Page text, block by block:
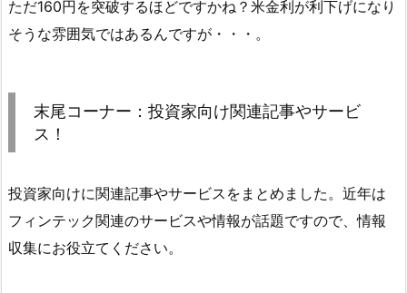
ただ160円を突破するほどですかね？米金利が利下げになり
そうな雰囲気ではあるんですが・・・。
末尾コーナー：投資家向け関連記事やサービ
ス！
投資家向けに関連記事やサービスをまとめました。近年は
フィンテック関連のサービスや情報が話題ですので、情報
収集にお役立てください。